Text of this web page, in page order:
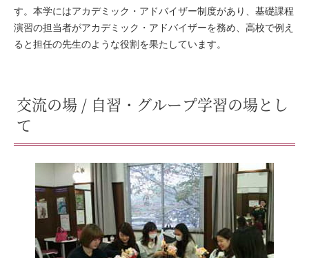
す。本学にはアカデミック・アドバイザー制度があり、基礎課程
演習の担当者がアカデミック・アドバイザーを務め、高校で例え
ると担任の先生のような役割を果たしています。
交流の場 / 自習・グループ学習の場とし
て